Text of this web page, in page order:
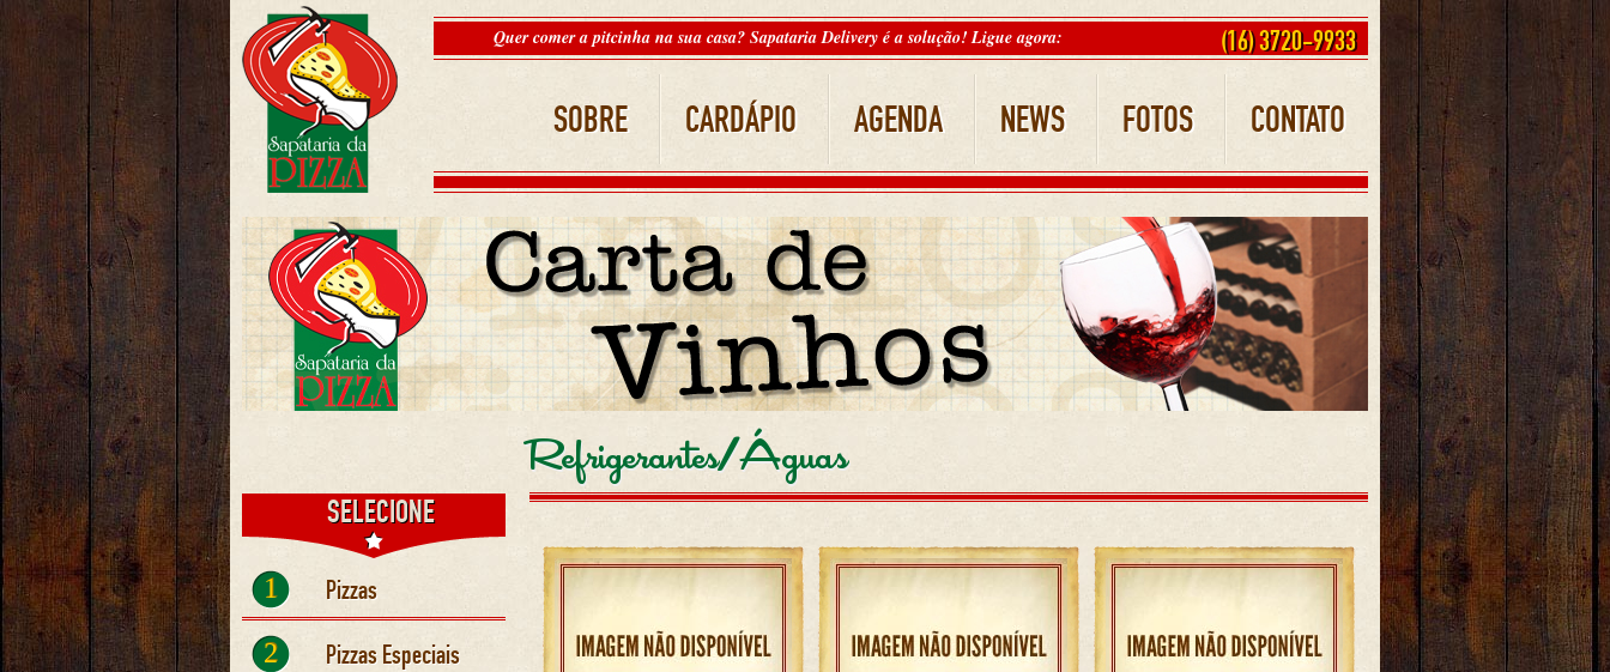
Quer comer a pitcinha na sua casa? Sapataria Delivery é a solução! Ligue agora: (16) 3720-9933
SOBRE CARDÁPIO AGENDA NEWS FOTOS CONTATO
Refrigerantes/Águas
SELECIONE
1 Pizzas
2 Pizzas Especiais